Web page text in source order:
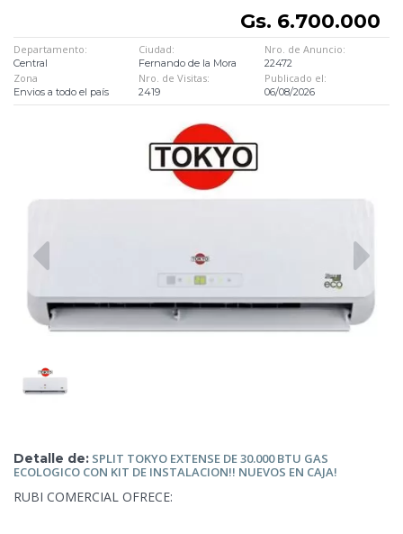
Gs. 6.700.000
Departamento:
Central
Ciudad:
Fernando de la Mora
Nro. de Anuncio:
22472
Zona
Envios a todo el país
Nro. de Visitas:
2419
Publicado el:
06/08/2026
Detalle de: SPLIT TOKYO EXTENSE DE 30.000 BTU GAS
ECOLOGICO CON KIT DE INSTALACION!! NUEVOS EN CAJA!
RUBI COMERCIAL OFRECE: